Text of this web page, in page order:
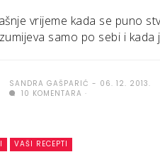
vrijeme kada se puno
samo po sebi i kada
SANDRA GAŠPARIĆ
06. 12. 2013.
10 KOMENTARA
VAŠI RECEPTI